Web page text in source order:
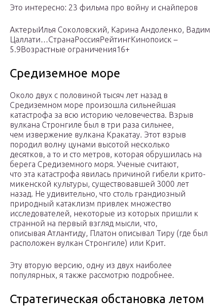
Это интересно: 23 фильма про войну и снайперов
АктерыИлья Соколовский, Карина Андоленко, Вадим
Цаллати…СтранаРоссияРейтингКинопоиск –
5.9Возрастные ограничения16+
Средиземное море
Около двух с половиной тысяч лет назад в
Средиземном море произошла сильнейшая
катастрофа за всю историю человечества. Взрыв
вулкана Стронгиле был в три раза сильнее,
чем извержение вулкана Кракатау. Этот взрыв
породил волну цунами высотой несколько
десятков, а то и сто метров, которая обрушилась на
берега Средиземного моря. Ученые считают,
что эта катастрофа явилась причиной гибели крито-
микенской культуры, существовавшей 3000 лет
назад. Не удивительно, что столь грандиозный
природный катаклизм привлек множество
исследователей, некоторые из которых пришли к
странной на первый взгляд мысли, что,
описывая Атлантиду, Платон описывал Тиру (где был
расположен вулкан Стронгиле) или Крит.
Эту вторую версию, одну из двух наиболее
популярных, я также рассмотрю подробнее.
Стратегическая обстановка летом